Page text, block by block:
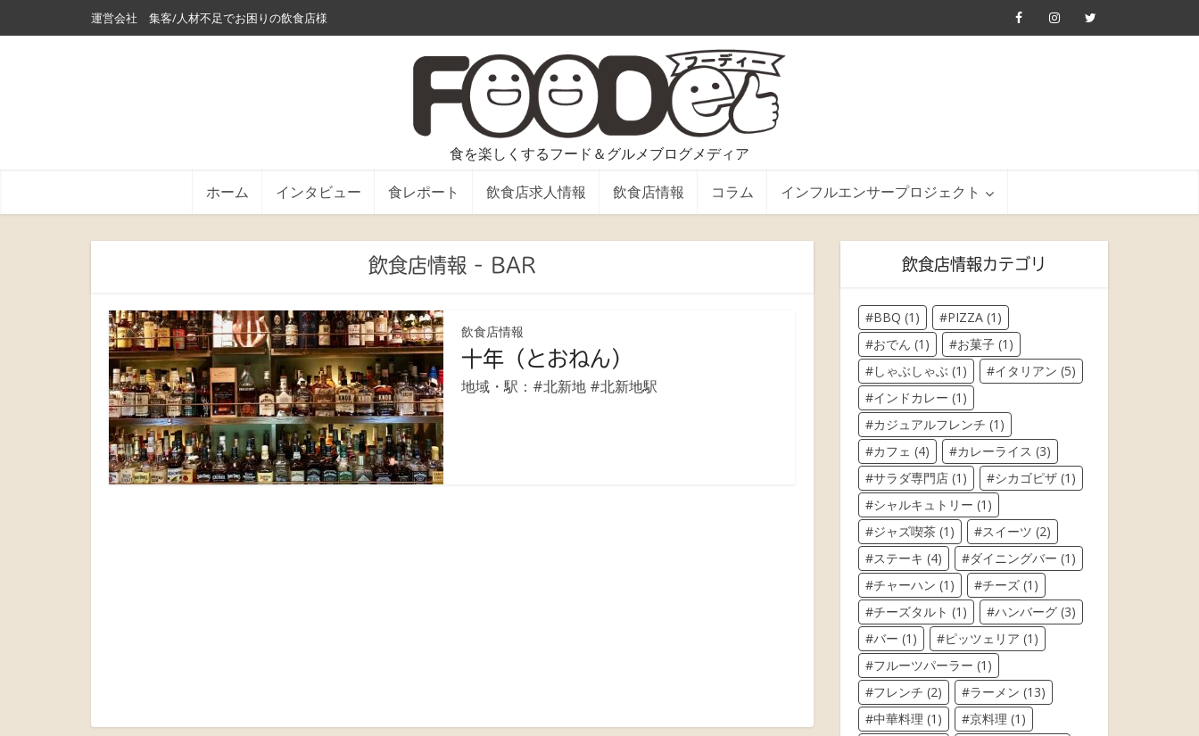
運営会社 集客/人材不足でお困りの飲食店様
食を楽しくするフード＆グルメブログメディア
ホーム インタビュー 食レポート 飲食店求人情報 飲食店情報 コラム インフルエンサープロジェクト
飲食店情報 - BAR
飲食店情報
十年（とおねん）
地域・駅： #北新地 #北新地駅
飲食店情報カテゴリ
BBQ (1) PIZZA (1)
おでん (1) お菓子 (1)
しゃぶしゃぶ (1) イタリアン (5)
インドカレー (1)
カジュアルフレンチ (1)
カフェ (4) カレーライス (3)
サラダ専門店 (1) シカゴピザ (1)
シャルキュトリー (1)
ジャズ喫茶 (1) スイーツ (2)
ステーキ (4) ダイニングバー (1)
チャーハン (1) チーズ (1)
チーズタルト (1) ハンバーグ (3)
バー (1) ピッツェリア (1)
フルーツパーラー (1)
フレンチ (2) ラーメン (13)
中華料理 (1) 京料理 (1)